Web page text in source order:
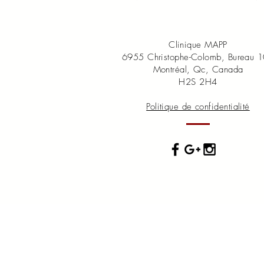
Clinique MAPP
6955 Christophe-Colomb, Bureau
Montréal, Qc, Canada
H2S 2H4
Politique de confidentialité